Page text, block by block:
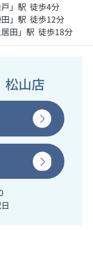
」駅 徒歩4分
」駅 徒歩12分
田 」駅 徒歩18分
山店